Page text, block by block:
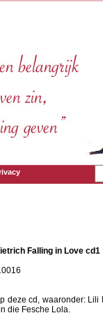
Falling in Love cd1
deze cd, waaronder:
die Fesche Lola.